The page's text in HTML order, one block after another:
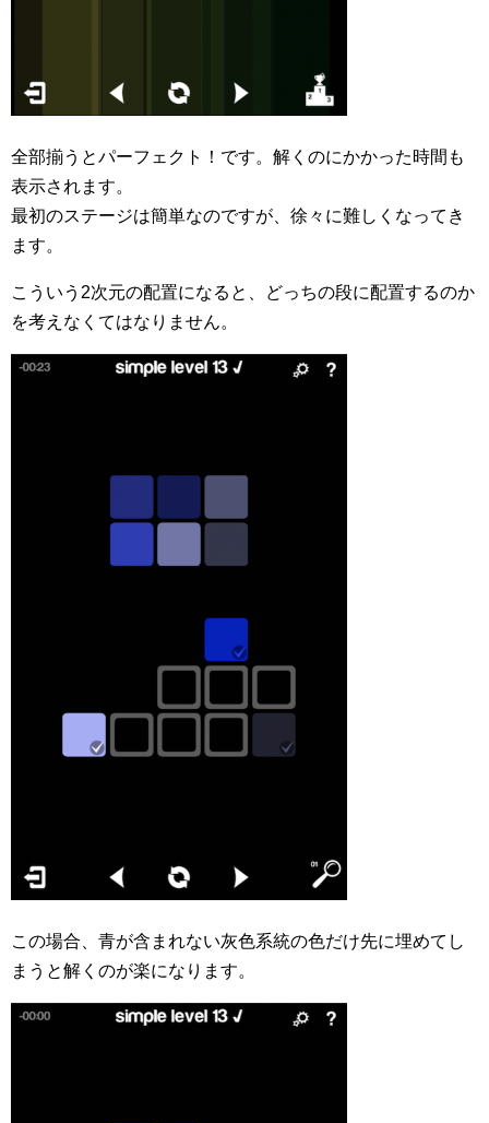
全部揃うとパーフェクト！です。解くのにかかった時間も
表示されます。
最初のステージは簡単なのですが、徐々に難しくなってき
ます。
こういう2次元の配置になると、どっちの段に配置するのか
を考えなくてはなりません。
この場合、青が含まれない灰色系統の色だけ先に埋めてし
まうと解くのが楽になります。